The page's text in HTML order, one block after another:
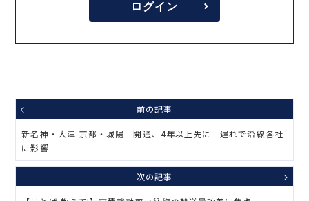
ログイン
前の記事
新名神・大津-京都・城陽 開通、4年以上先に 遅れで沿線各社
に影響
次の記事